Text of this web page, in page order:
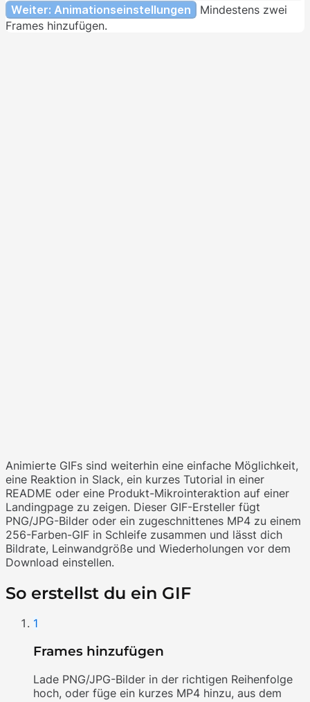
Weiter: Animationseinstellungen
Mindestens zwei
Frames hinzufügen.
Animierte GIFs sind weiterhin eine einfache Möglichkeit,
eine Reaktion in Slack, ein kurzes Tutorial in einer
README oder eine Produkt-Mikrointeraktion auf einer
Landingpage zu zeigen. Dieser GIF-Ersteller fügt
PNG/JPG-Bilder oder ein zugeschnittenes MP4 zu einem
256-Farben-GIF in Schleife zusammen und lässt dich
Bildrate, Leinwandgröße und Wiederholungen vor dem
Download einstellen.
So erstellst du ein GIF
1
Frames hinzufügen
Lade PNG/JPG-Bilder in der richtigen Reihenfolge
hoch, oder füge ein kurzes MP4 hinzu, aus dem